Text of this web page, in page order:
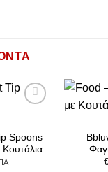
Spoons